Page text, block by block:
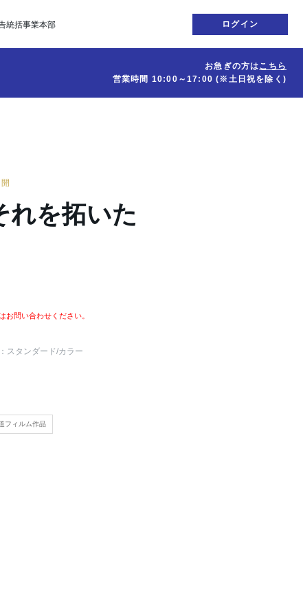
統括事業本部 ログイン
お急ぎの方はこちら
営業時間 10:00～17:00(※土日祝を除く)
れを拓いた
問い合わせください。
スタンダード/カラー
フィルム作品